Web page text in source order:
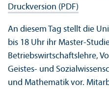
Druckversion (PDF)
An diesem Tag stellt die
bis 18 Uhr ihr Master-
Betriebs­wirtschafts­lehre,
Geistes- und
und Mathematik vor.